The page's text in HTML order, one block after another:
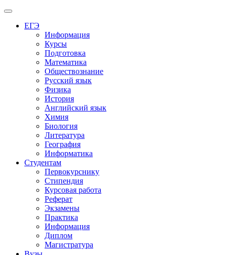
Меню
ЕГЭ
Информация
Курсы
Подготовка
Математика
Обществознание
Русский язык
Физика
История
Английский язык
Химия
Биология
Литература
География
Информатика
Студентам
Первокурснику
Стипендия
Курсовая работа
Реферат
Экзамены
Практика
Информация
Диплом
Магистратура